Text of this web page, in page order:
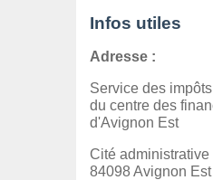
Infos utiles
Adresse :
Service des
du centre des
d'Avignon Est
Cité administrative
84098 Avignon Est